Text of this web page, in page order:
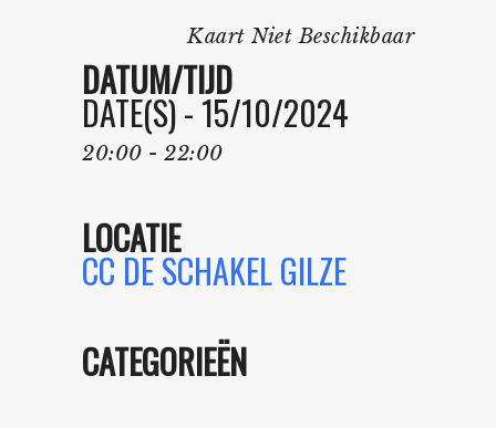
Kaart Niet Beschikbaar
DATUM/TIJD
DATE(S) - 15/10/2024
20:00 - 22:00
LOCATIE
CC DE SCHAKEL GILZE
CATEGORIEËN